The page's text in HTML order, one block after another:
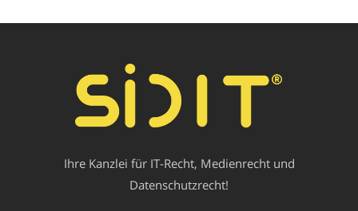
Ihre Kanzlei für IT-Recht, Medienrecht und
Datenschutzrecht!